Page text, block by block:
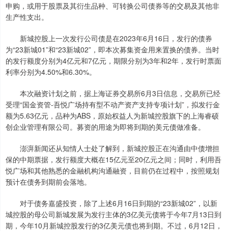
申购，或用于股票及其衍生品种、可转换公司债券等的交易及其他非
生产性支出。
新城控股上一次发行公司债是在2023年6月16日，发行的债券
为“23新城01”和“23新城02”，即本次募集资金用来置换的债券。当时
的发行额度分别为4亿元和7亿元，期限分别为3年和2年，发行时票面
利率分别为4.50%和6.30%。
本次融资计划之前，据上海证券交易所6月3日信息，交易所已经
受理“国金资管-吾悦广场持有型不动产资产支持专项计划”，拟发行金
额为5.63亿元，品种为ABS，原始权益人为新城控股旗下的上海睿硕
创企业管理有限公司。募资的用途为即将到期的美元债做准备。
澎湃新闻还从知情人士处了解到，新城控股正在沟通由中债增担
保的中期票据，发行额度大概在15亿元至20亿元之间；同时，利用吾
悦广场和其他熟悉的金融机构沟通融资，目前仍在过程中，按照规划
预计在债务到期前会落地。
对于债务嘉盛投资，除了上述6月16日到期的“23新城02”，以新
城控股的母公司新城发展为发行主体的3亿美元债将于今年7月13日到
期，今年10月新城控股发行的3亿美元债也将到期。不过，6月12日，